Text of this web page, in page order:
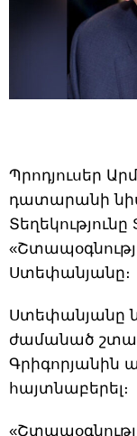
Պրոդյուսեր
դատարանի
Ստեփանյանը։
Ստեփանյանը
ժամանած
Գրիգորյանին
հայտնաբերել։